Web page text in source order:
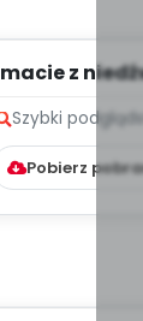
z
Szybki podgląd
Pobierz